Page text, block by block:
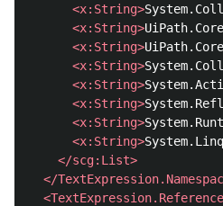
<x:String>
<x:String>UiPath.Core
<x:String>
<x:String>
<x:String>
<x:String>
<x:String>
<x:String>System.Linq
</scg:List>
</